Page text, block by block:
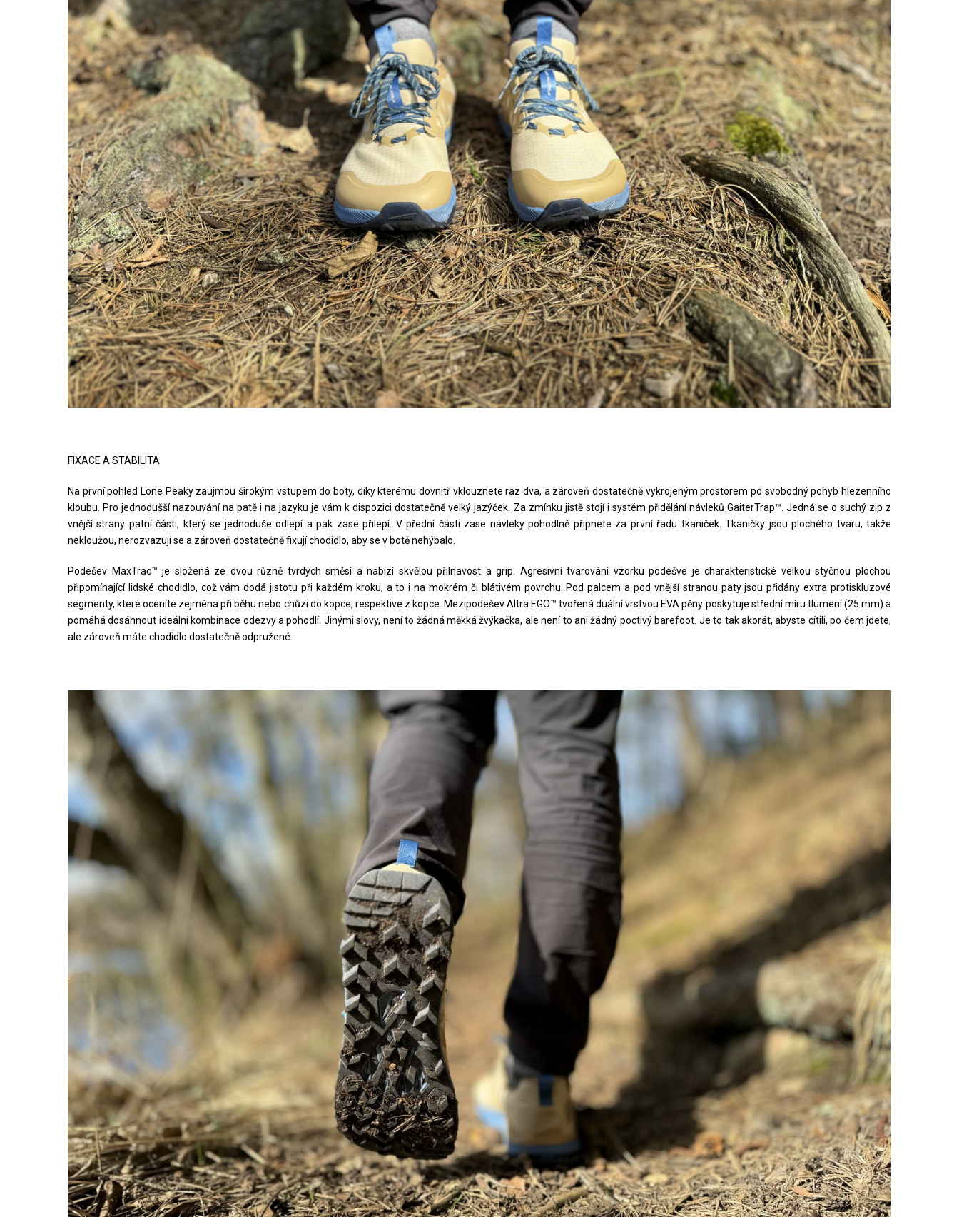
FIXACE A STABILITA
Na první pohled Lone Peaky zaujmou širokým vstupem do boty, díky kterému dovnitř vklouznete raz dva, a zároveň dostatečně vykrojeným prostorem po svobodný pohyb hlezenního
kloubu. Pro jednodušší nazouvání na patě i na jazyku je vám k dispozici dostatečně velký jazýček. Za zmínku jistě stojí i systém přidělání návleků GaiterTrap™. Jedná se o suchý zip z
vnější strany patní části, který se jednoduše odlepí a pak zase přilepí. V přední části zase návleky pohodlně připnete za první řadu tkaniček. Tkaničky jsou plochého tvaru, takže
nekloužou, nerozvazují se a zároveň dostatečně fixují chodidlo, aby se v botě nehýbalo.
Podešev MaxTrac™ je složená ze dvou různě tvrdých směsí a nabízí skvělou přilnavost a grip. Agresivní tvarování vzorku podešve je charakteristické velkou styčnou plochou
připomínající lidské chodidlo, což vám dodá jistotu při každém kroku, a to i na mokrém či blátivém povrchu. Pod palcem a pod vnější stranou paty jsou přidány extra protiskluzové
segmenty, které oceníte zejména při běhu nebo chůzi do kopce, respektive z kopce. Mezipodešev Altra EGO™ tvořená duální vrstvou EVA pěny poskytuje střední míru tlumení (25 mm) a
pomáhá dosáhnout ideální kombinace odezvy a pohodlí. Jinými slovy, není to žádná měkká žvýkačka, ale není to ani žádný poctivý barefoot. Je to tak akorát, abyste cítili, po čem jdete,
ale zároveň máte chodidlo dostatečně odpružené.